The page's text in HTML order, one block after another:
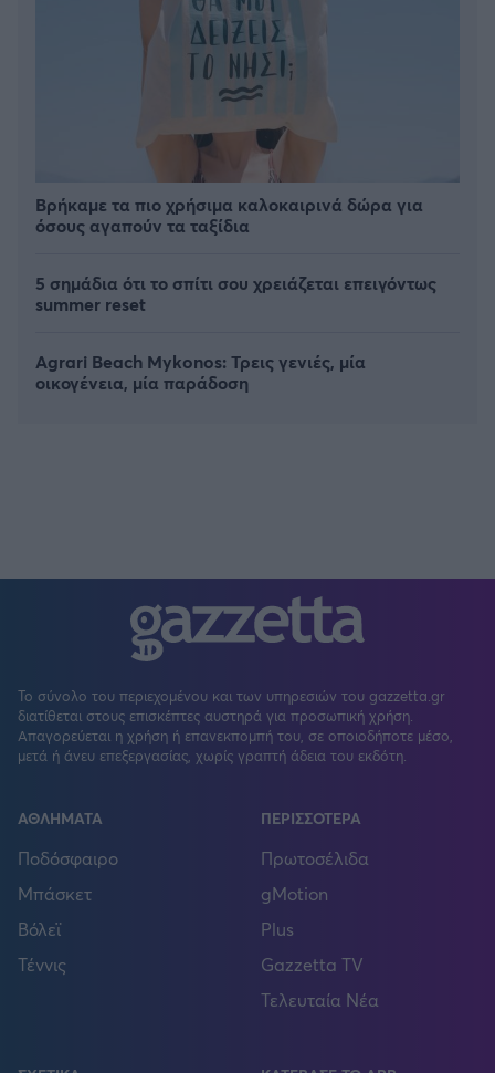
Βρήκαμε τα πιο χρήσιμα καλοκαιρινά δώρα για
όσους αγαπούν τα ταξίδια
5 σημάδια ότι το σπίτι σου χρειάζεται επειγόντως
summer reset
Agrari Beach Mykonos: Τρεις γενιές, μία
οικογένεια, μία παράδοση
Το σύνολο του περιεχομένου και των υπηρεσιών του gazzetta.gr
διατίθεται στους επισκέπτες αυστηρά για προσωπική χρήση.
Απαγορεύεται η χρήση ή επανεκπομπή του, σε οποιοδήποτε μέσο,
μετά ή άνευ επεξεργασίας, χωρίς γραπτή άδεια του εκδότη.
ΑΘΛΗΜΑΤΑ
Ποδόσφαιρο
Μπάσκετ
Βόλεϊ
Τέννις
ΠΕΡΙΣΣΟΤΕΡΑ
Πρωτοσέλιδα
gMotion
Plus
Gazzetta TV
Τελευταία Νέα